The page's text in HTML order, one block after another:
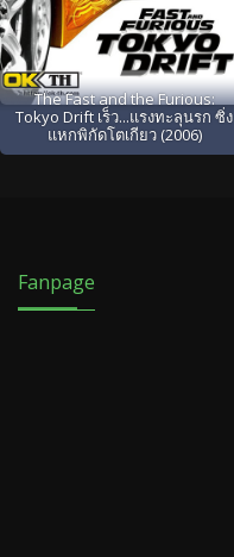
The Fast and the Furious:
Tokyo Drift เร็ว...แรงทะลุนรก ซิ่ง
แหกพิกัดโตเกียว (2006)
Fanpage